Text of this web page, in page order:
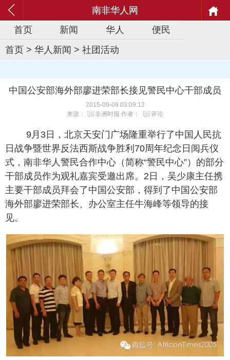
南非华人网
首页
新闻 华人
便民
首页 > 华人新闻 > 社团活动
中国公安部海外部廖进荣部长接见警民中心干部成员
2015-09-09 03:09:12
来源：
非洲时报 作者： 评论
9月3日，北京天安门广场隆重举行了中国人民抗
日战争暨世界反法西斯战争胜利70周年纪念日阅兵仪
式，南非华人警民合作中心（简称“警民中心”）的部分
干部成员作为观礼嘉宾受邀出席。2日，吴少康主任携
主要干部成员拜会了中国公安部，得到了中国公安部
海外部廖进荣部长、办公室主任牛海峰等领导的接
见。